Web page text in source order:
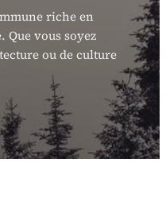
riche en
vous soyez
ou de culture